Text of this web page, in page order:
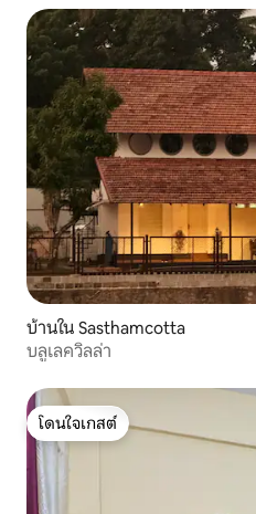
บ้านใน Sasthamcotta
บลูเลควิลล่า
โดนใจเกสต์
โดนใจเกสต์